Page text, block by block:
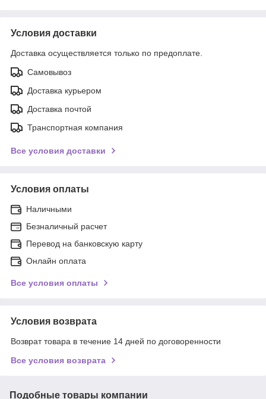
Условия доставки
Доставка осуществляется только по предоплате.
Самовывоз
Доставка курьером
Доставка почтой
Транспортная компания
Все условия доставки
Условия оплаты
Наличными
Безналичный расчет
Перевод на банковскую карту
Онлайн оплата
Все условия оплаты
Условия возврата
Возврат товара в течение 14 дней по договоренности
Все условия возврата
Подобные товары компании